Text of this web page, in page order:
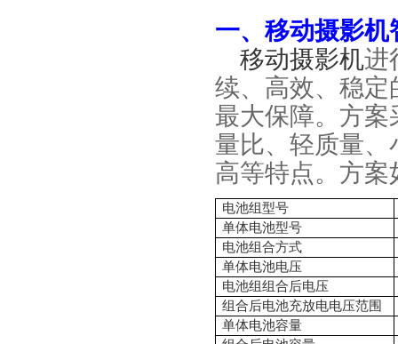
一、 移动摄影机
移动摄影机进
续、高效、稳定
最大保障。方
量比、轻质量
高等特点。 方案
电池组型号
单体电池型号
电池组合方式
单体电池电压
电池组组合后电压
组合后电池充放电电压范围
单体电池容量